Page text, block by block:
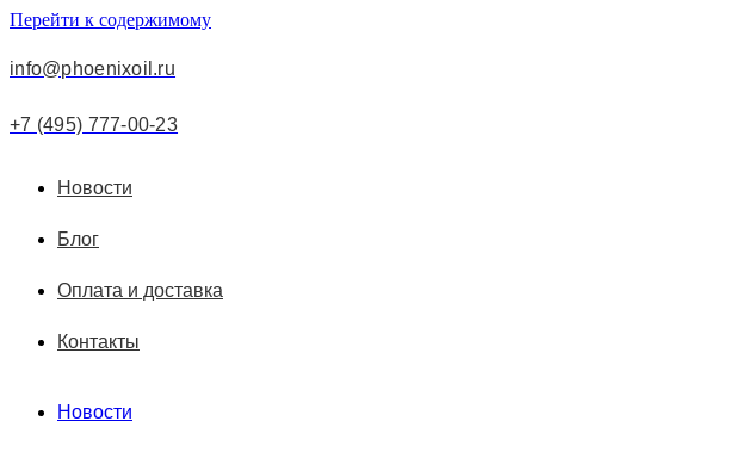
Перейти к содержимому
info@phoenixoil.ru
+7 (495) 777-00-23
Новости
Блог
Оплата и доставка
Контакты
Новости